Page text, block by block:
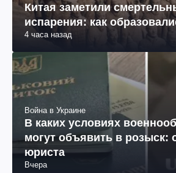
Китая заметили
испарения: как
4 часа назад
Война в Украине
В каких условиях
могут объявить в розыск:
юриста
Вчера